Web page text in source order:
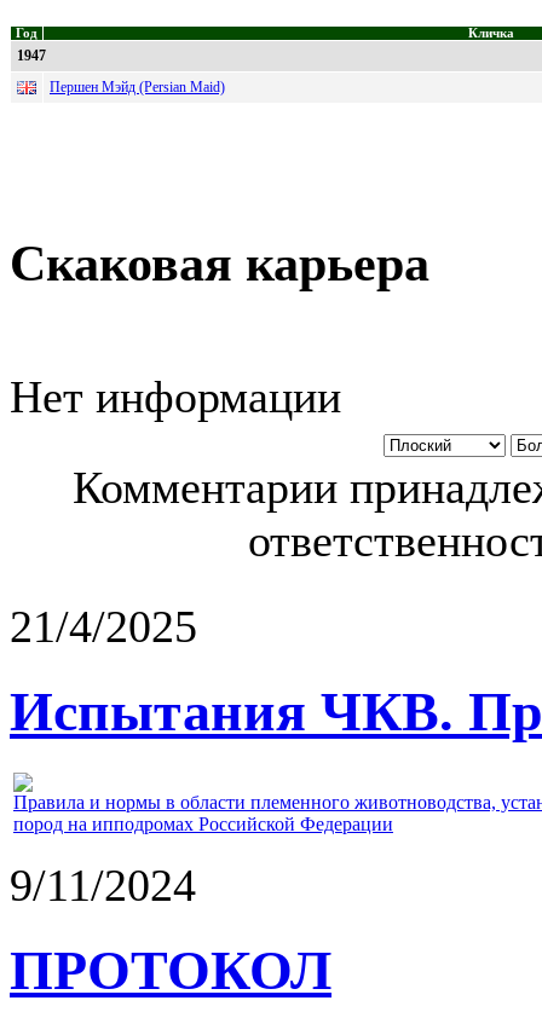
Год Кличка
1947
Першен Мэйд (Persian Maid)
Скаковая карьера
Нет информации
Комментарии
21/4/2025
Испытания ЧКВ.
Правила и нормы в области племенного животноводства,
пород на ипподромах Российской Федерации
9/11/2024
ПРОТОКОЛ